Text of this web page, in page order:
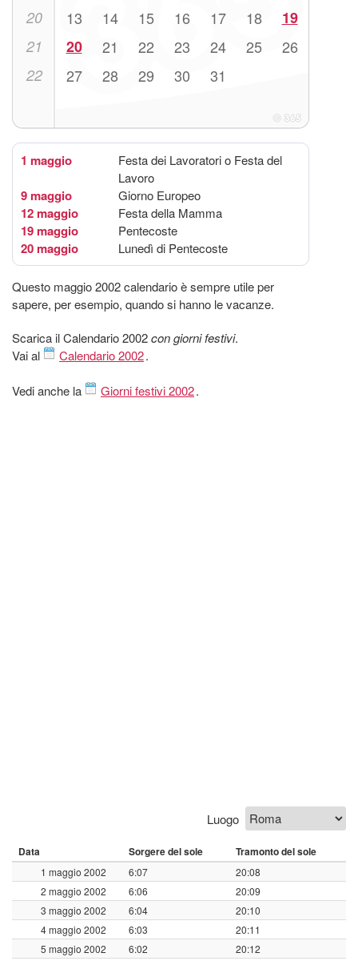
20 13 14 15 16 17 18 19
21 20 21 22 23 24 25 26
22 27 28 29 30 31
1 maggio
Festa dei Lavoratori o Festa del
Lavoro
9 maggio Giorno Europeo
12 maggio Festa della Mamma
19 maggio Pentecoste
20 maggio Lunedì di Pentecoste
Questo maggio 2002 calendario è sempre utile per
sapere, per esempio, quando si hanno le vacanze.
Scarica il Calendario 2002con giorni festivi.
Vai al
Calendario 2002.
Vedi anche la Giorni festivi 2002.
Luogo
Data Sorgere del sole Tramonto del sole
1 maggio 2002 6:07
20:08
2 maggio 2002
6:06
20:09
3 maggio 2002
6:04
20:10
4 maggio 2002
6:03
20:11
5 maggio 2002
6:02
20:12